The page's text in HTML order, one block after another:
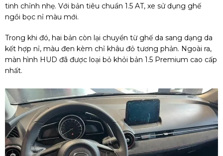
tinh chỉnh nhẹ. Với bản tiêu chuẩn 1.5 AT, xe sử dụng ghế
ngồi bọc nỉ màu mới.
Trong khi đó, hai bản còn lại chuyển từ ghế da sang dạng da
kết hợp nỉ, màu đen kèm chỉ khâu đỏ tương phản. Ngoài ra,
màn hình HUD đã được loại bỏ khỏi bản 1.5 Premium cao cấp
nhất.